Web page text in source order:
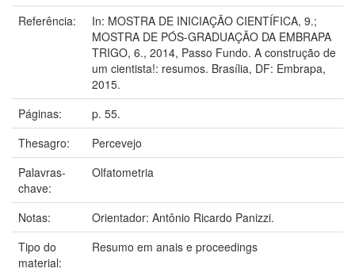
Referência:
In: MOSTRA DE INICIAÇÃO CIENTÍFICA, 9.;
MOSTRA DE PÓS-GRADUAÇÃO DA EMBRAPA
TRIGO, 6., 2014, Passo Fundo. A construção de
um cientista!: resumos. Brasília, DF: Embrapa,
2015.
Páginas:
p. 55.
Thesagro:
Percevejo
Palavras-
chave:
Olfatometria
Notas:
Orientador: Antônio Ricardo Panizzi.
Tipo do
material:
Resumo em anais e proceedings